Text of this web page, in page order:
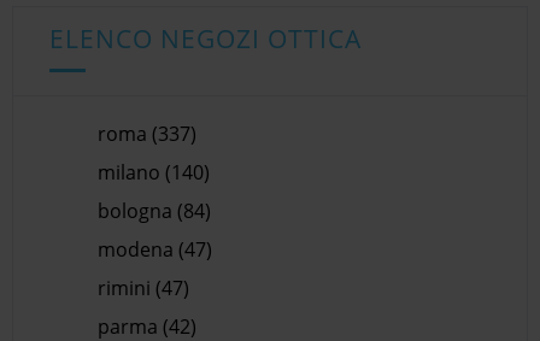
ELENCO NEGOZI OTTICA
roma (337)
milano (140)
bologna (84)
modena (47)
rimini (47)
parma (42)